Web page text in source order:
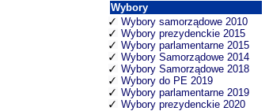
Wybory
Wybory samorządowe 2010
Wybory prezydenckie 2015
Wybory parlamentarne 2015
Wybory Samorządowe 2014
Wybory Samorządowe 2018
Wybory do PE 2019
Wybory parlamentarne 2019
Wybory prezydenckie 2020